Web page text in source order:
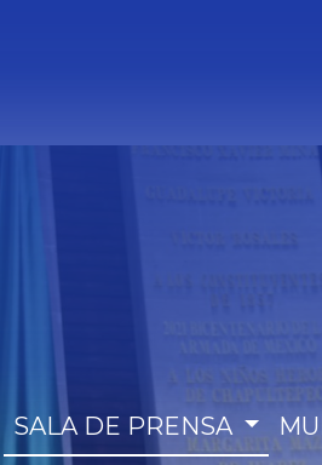
SALA DE PRENSA